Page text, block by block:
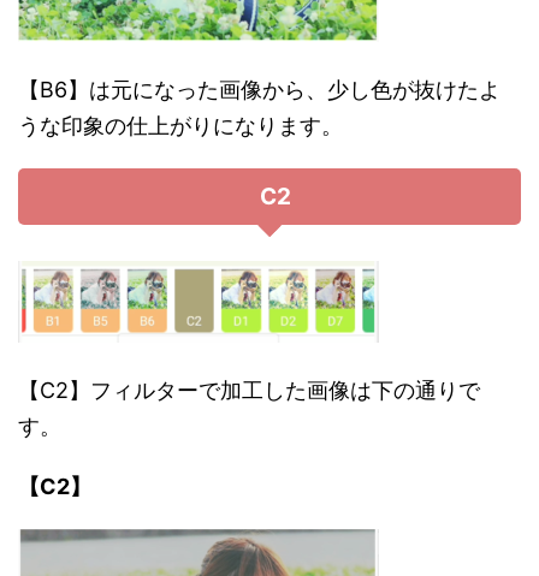
【B6】は元になった画像から、少し色が抜けたよ
うな印象の仕上がりになります。
C2
【C2】フィルターで加工した画像は下の通りで
す。
【C2】